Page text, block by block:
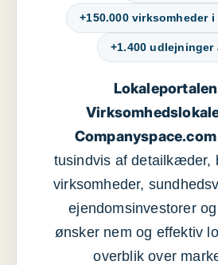
+150.000 virksomheder
+1.400 udlejninger
Companyspace.com
tusindvis af detailkæder,
virksomheder,
ejendomsinvestorer
ønsker nem og effektiv
overblik over